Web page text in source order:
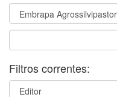
Filtros correntes: